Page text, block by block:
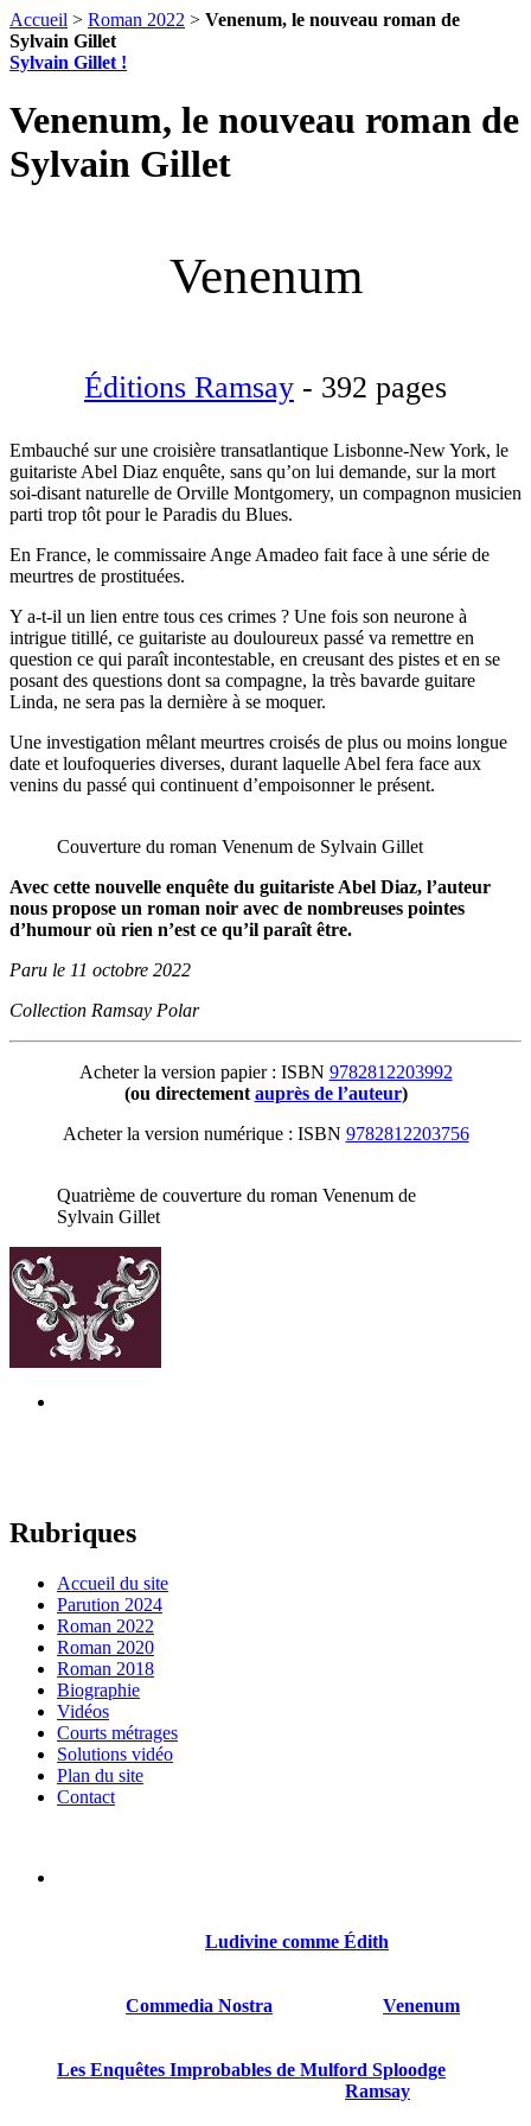
Accueil > Roman 2022 > Venenum, le nouveau roman de
Sylvain Gillet
Sylvain Gillet !
Venenum, le nouveau roman de
Sylvain Gillet
Venenum
Éditions Ramsay - 392 pages
Embauché sur une croisière transatlantique Lisbonne-New York, le
guitariste Abel Diaz enquête, sans qu’on lui demande, sur la mort
soi-disant naturelle de Orville Montgomery, un compagnon musicien
parti trop tôt pour le Paradis du Blues.
En France, le commissaire Ange Amadeo fait face à une série de
meurtres de prostituées.
Y a-t-il un lien entre tous ces crimes ? Une fois son neurone à
intrigue titillé, ce guitariste au douloureux passé va remettre en
question ce qui paraît incontestable, en creusant des pistes et en se
posant des questions dont sa compagne, la très bavarde guitare
Linda, ne sera pas la dernière à se moquer.
Une investigation mêlant meurtres croisés de plus ou moins longue
date et loufoqueries diverses, durant laquelle Abel fera face aux
venins du passé qui continuent d’empoisonner le présent.
Couverture du roman Venenum de Sylvain Gillet
Avec cette nouvelle enquête du guitariste Abel Diaz, l’auteur
nous propose un roman noir avec de nombreuses pointes
d’humour où rien n’est ce qu’il paraît être.
Paru le 11 octobre 2022
Collection Ramsay Polar
Acheter la version papier : ISBN 9782812203992
(ou directementauprès de l’auteur)
Acheter la version numérique : ISBN 9782812203756
Quatrième de couverture du roman Venenum de
Sylvain Gillet
Rubriques
Accueil du site
Parution 2024
Roman 2022
Roman 2020
Roman 2018
Biographie
Vidéos
Courts métrages
Solutions vidéo
Plan du site
Contact
Ludivine comme Édith
Commedia Nostra Venenum
Les Enquêtes Improbables de Mulford Sploodge
Ramsay